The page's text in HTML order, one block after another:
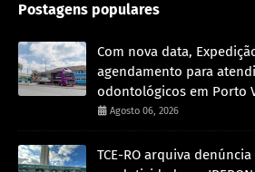
Postagens populares
Com nova data,
agendamento para
odontológicos em Porto
Agosto 06, 2026
TCE-RO arquiva